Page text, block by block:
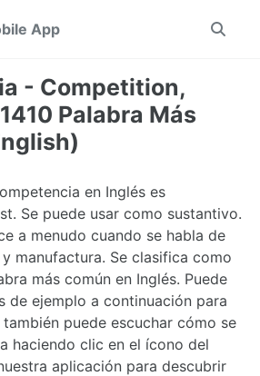
App
Toggle
- Competition,
Palabra Más
en Inglés es
Se puede usar como sustantivo.
a menudo cuando se habla de
manufactura. Se clasifica como
más común en Inglés. Puede
de ejemplo a continuación para
puede escuchar cómo se
haciendo clic en el ícono del
aplicación para descubrir